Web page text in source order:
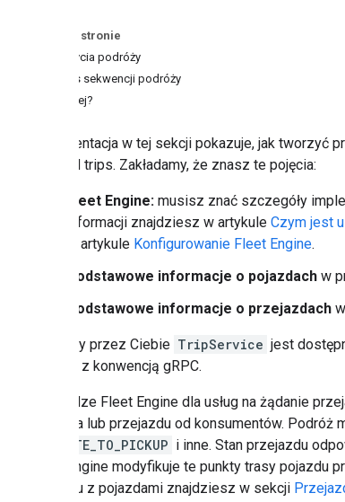
Na tej stronie
Cykl życia podróży
Proces sekwencji podróży
Co dalej?
Dokumentacja w tej sekcji pokazuje, jak
demand trips. Zakładamy, że znasz te pojęcia:
Fleet Engine: musisz znać szczegóły
informacji znajdziesz w artykule Czym jest
w artykule Konfigurowanie Fleet Engine.
Podstawowe informacje o pojazdach w
Podstawowe informacje o przejazdach
Używany przez Ciebie TripService jest
zgodne z konwencją gRPC.
W usłudze Fleet Engine dla usług na żądanie
jedzenia lub przejazdu od konsumentów. Podróż
ENROUTE_TO_PICKUP i inne. Stan przejazdu
Fleet Engine modyfikuje te punkty trasy pojazdu
związku z pojazdami znajdziesz w sekcji